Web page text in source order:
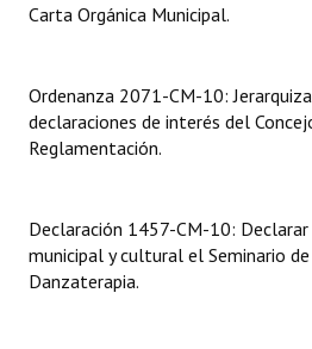
Proyectos Presentados
Actas de Sesión
Actas de Audiencias Públicas
Carta Orgánica Municipal.
Ordenanza 2071-CM-10:
declaraciones de interés del
Reglamentación.
Declaración 1457-CM-10:
municipal y cultural el Seminario
Danzaterapia.